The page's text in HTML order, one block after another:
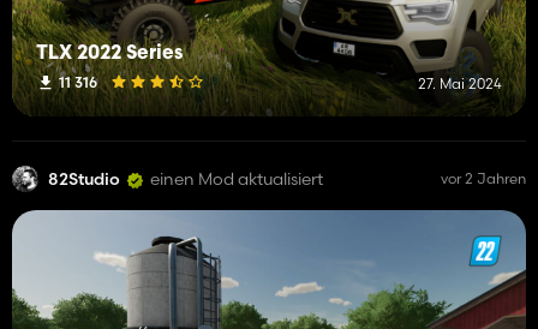
TLX 2022 Series
11 316 27. Mai 2024
82Studio einen Mod aktualisiert vor 2 Jahren